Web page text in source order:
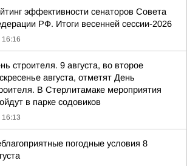
эффективности сенаторов Совета
РФ. Итоги весенней сессии-2026
16:16
строителя. 9 августа, во второе
августа, отметят День
В Стерлитамаке мероприятия
в парке содовиков
16:13
погодные условия 8